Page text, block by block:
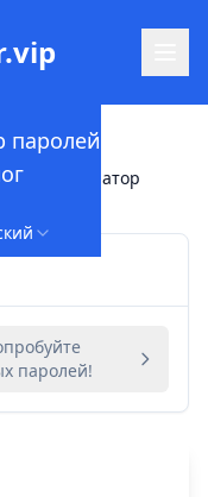
паролей
пароли?
генератор
паролей!